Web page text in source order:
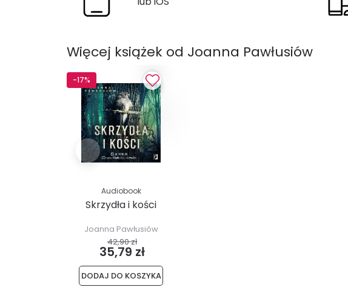
Więcej książek od Joanna Pawłusiów
-17%
Audiobook
Skrzydła i kości
Joanna Pawłusiów
42,90 zł
35,79 zł
DODAJ DO KOSZYKA